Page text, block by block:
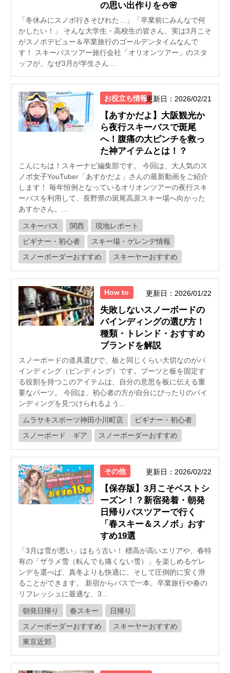
の思い出作りを⛄🌸
「冬休みにスノボ行きそびれた…」「卒業前にみんなで何
かしたい！」 そんな大学生・高校生の皆さん、実は3月こそ
がスノボデビュー＆卒業旅行のゴールデンタイムなんで
す！ スキーバスツアー旅行会社「オリオンツアー」のスタ
ッフが、なぜ3月が学生さん...
お役立ち情報更新日：2026/02/21
【あすかだよ】大阪観光か
ら夜行スキーバスで斑尾
へ！腹痛の大ピンチを救っ
た神アイテムとは！？
こんにちは！スキーナビ編集部です。 今回は、大人気のス
ノボ女子YouTuber「あすかだよ」さんの最新動画をご紹介
します！ 毎年恒例となっているオリオンツアーの夜行スキ
ーバスを利用して、長野県の斑尾高原スキー場へ向かった
あすかさん。...
スキーバス 関西
現地レポート
ビギナー・初心者
スキー場・ゲレンデ情報
スノーボーダーおすすめ
スキーヤーおすすめ
How to 更新日：2026/01/22
失敗しないスノーボードの
バインディングの選び方！
種類・トレンド・おすすめ
ブランドを解説
スノーボードの道具選びで、板と同じくらい大切なのがバ
インディング（ビンディング）です。ブーツと板を固定す
る役割を持つこのアイテムは、自分の意思を板に伝える重
要なパーツ。 今回は、初心者の方が自分にぴったりのバイ
ンディングを見つけられるよう...
ムラサキスポーツ神田小川町店
ビギナー・初心者
スノーボード ギア
スノーボーダーおすすめ
その他 更新日：2026/02/22
【保存版】3月こそベストシ
ーズン！？新宿発着・朝発
日帰りバスツアーで行く
「春スキー＆スノボ」おす
すめ19選
「3月は雪が悪い」はもう古い！ 標高が高いエリアや、春特
有の「ザラメ雪（転んでも痛くない雪）」を楽しめるゲレ
ンデを選べば、真冬よりも快適に、そして圧倒的に安く滑
ることができます。 新宿からバスで一本。卒業旅行や春の
リフレッシュに最適な、3...
朝発日帰り 春スキー
日帰り
スノーボーダーおすすめ
スキーヤーおすすめ
東京近郊